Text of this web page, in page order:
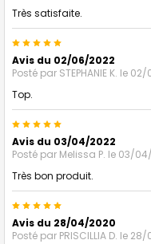
Très satisfaite.
5
Avis du 02/06/2022
Posté par STEPHANIE K. le 02/
Top.
5
Avis du 03/04/2022
Posté par Melissa P. le 03/
Très bon produit.
5
Avis du 28/04/2020
Posté par PRISCILLIA D. le 28/